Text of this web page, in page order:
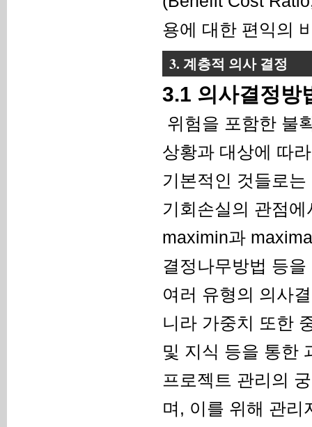
용에 대한 편익의
3. 계층적 의사 결정
3.1 의사결정방
위험을 포함한 불
상황과 대상에 따
기본적인 것들로
기회손실의 관점
maximin과
결정나무방법 등
여러 유형의 의사
니라 가중치 또한
및 지식 등을 통한
프로젝트 관리의
며, 이를 위해 관리